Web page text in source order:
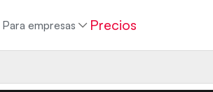
Para empresas Precios